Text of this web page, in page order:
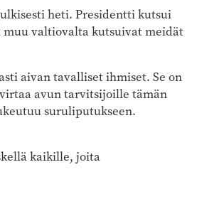
heti. Presidentti kutsui
valtiovalta kutsuivat meidät
aivan tavalliset ihmiset. Se on
avun tarvitsijoille tämän
suruliputukseen.
kaikille, joita